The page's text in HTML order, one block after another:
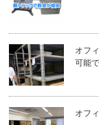
オフ
可能
オフ